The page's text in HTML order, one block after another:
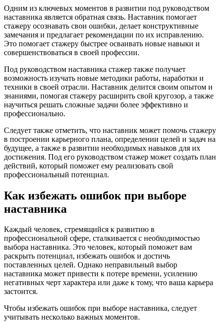
Одним из ключевых моментов в развитии под руководством
наставника является обратная связь. Наставник помогает
стажеру осознавать свои ошибки, делает конструктивные
замечания и предлагает рекомендации по их исправлению.
Это помогает стажеру быстрее осваивать новые навыки и
совершенствоваться в своей профессии.
Под руководством наставника стажер также получает
возможность изучать новые методики работы, наработки и
техники в своей отрасли. Наставник делится своим опытом и
знаниями, помогая стажеру расширить свой кругозор, а также
научиться решать сложные задачи более эффективно и
профессионально.
Следует также отметить, что наставник может помочь стажеру
в построении карьерного плана, определении целей и задач на
будущее, а также в развитии необходимых навыков для их
достижения. Под его руководством стажер может создать план
действий, который поможет ему реализовать свой
профессиональный потенциал.
Как избежать ошибок при выборе
наставника
Каждый человек, стремящийся к развитию в
профессиональной сфере, сталкивается с необходимостью
выбора наставника. Это человек, который поможет вам
раскрыть потенциал, избежать ошибок и достичь
поставленных целей. Однако неправильный выбор
наставника может привести к потере времени, усилению
негативных черт характера или даже к тому, что ваша карьера
застоится.
Чтобы избежать ошибок при выборе наставника, следует
учитывать несколько важных моментов.